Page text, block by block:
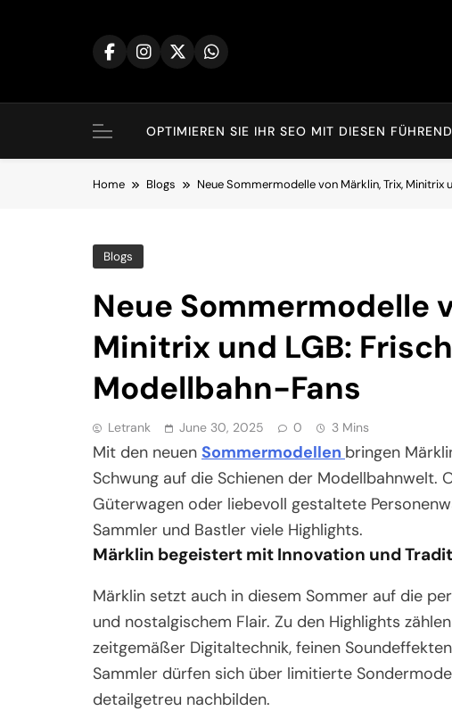
OPTIMIEREN SIE IHR SEO MIT DIESEN
Home Blogs Neue Sommermodelle von Märklin, Trix,
Blogs
Neue Sommermodelle
Minitrix und LGB:
Modellbahn-Fans
Letrank June 30, 2025 0 3 Mins
Mit den neuen Sommermodellen bringen
Schwung auf die Schienen der Modellbahnwelt.
Güterwagen oder liebevoll gestaltete
Sammler und Bastler viele Highlights.
Märklin begeistert mit Innovation und
Märklin setzt auch in diesem Sommer auf die
und nostalgischem Flair. Zu den Highlights
zeitgemäßer Digitaltechnik, feinen
Sammler dürfen sich über limitierte
detailgetreu nachbilden.